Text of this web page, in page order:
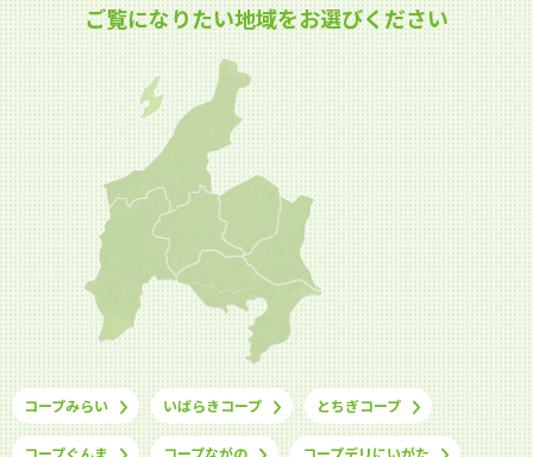
ご覧になりたい地域をお選びください
コープみらい いばらきコープ とちぎコープ
コープぐんま コープながの コープデリにいがた